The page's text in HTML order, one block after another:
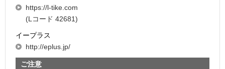
https://l-tike.com
(Lコード 42681)
イープラス
http://eplus.jp/
ご注意